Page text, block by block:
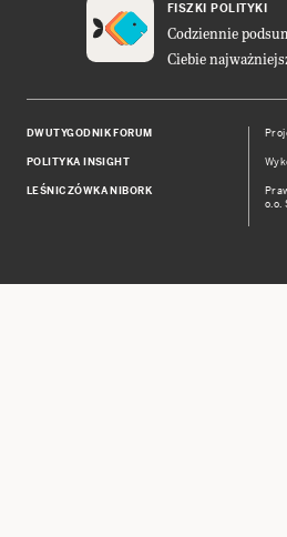
FISZKI POLITYKI
Codziennie
Ciebie
DWUTYGODNIK FORUM
POLITYKA INSIGHT
LEŚNICZÓWKA NIBORK
o.o.